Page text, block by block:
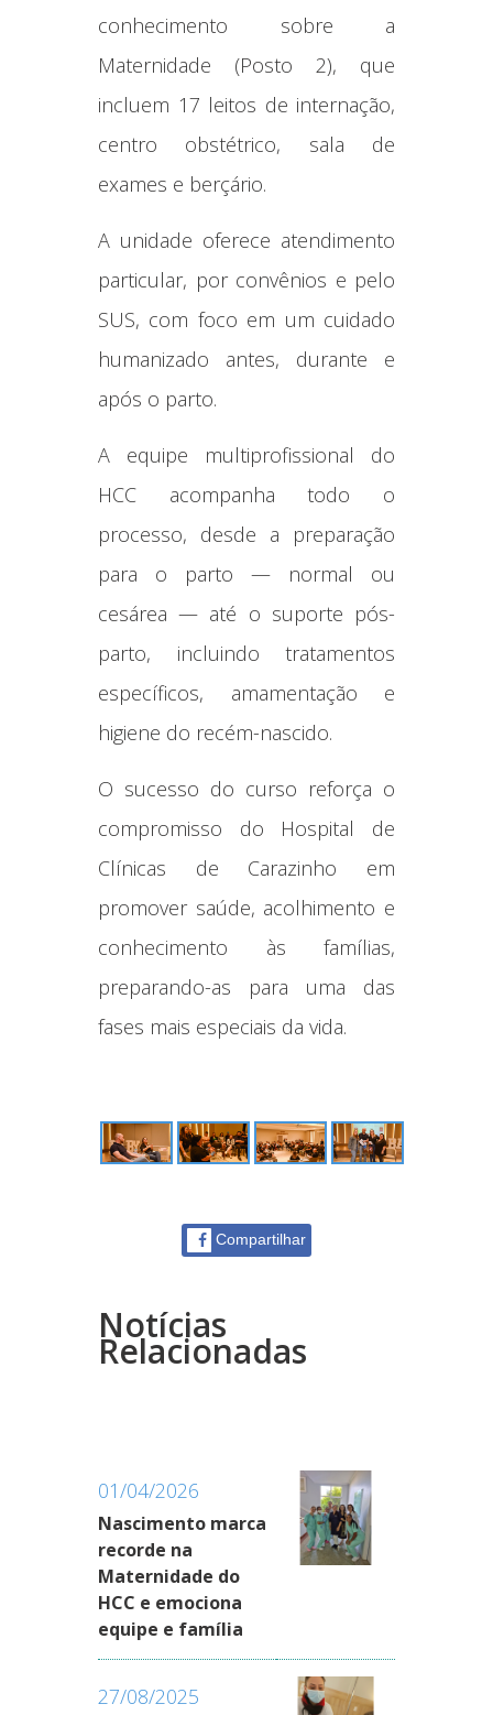
conhecimento sobre a
Maternidade (Posto 2), que
incluem 17 leitos de internação,
centro obstétrico, sala de
exames e berçário.
A unidade oferece atendimento
particular, por convênios e pelo
SUS, com foco em um cuidado
humanizado antes, durante e
após o parto.
A equipe multiprofissional do
HCC acompanha todo o
processo, desde a preparação
para o parto — normal ou
cesárea — até o suporte pós-
parto, incluindo tratamentos
específicos, amamentação e
higiene do recém-nascido.
O sucesso do curso reforça o
compromisso do Hospital de
Clínicas de Carazinho em
promover saúde, acolhimento e
conhecimento às famílias,
preparando-as para uma das
fases mais especiais da vida.
Compartilhar
Notícias
Relacionadas
01/04/2026
Nascimento marca
recorde na
Maternidade do
HCC e emociona
equipe e família
27/08/2025